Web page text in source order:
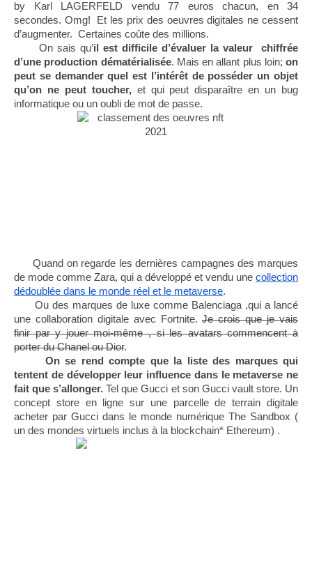
by Karl LAGERFELD vendu 77 euros chacun, en 34
secondes. Omg!  Et les prix des oeuvres digitales ne cessent
d’augmenter.  Certaines coûte des millions.
On sais qu’il est difficile d’évaluer la valeur  chiffrée
d’une production dématérialisée. Mais en allant plus loin; on
peut se demander quel est l’intérêt de posséder un objet
qu’on ne peut toucher, et qui peut disparaître en un bug
informatique ou un oubli de mot de passe.
Quand on regarde les dernières campagnes des marques
de mode comme Zara, qui a développé et vendu une collection
dédoublée dans le monde réel et le metaverse.
Ou des marques de luxe comme Balenciaga ,qui a lancé
une collaboration digitale avec Fortnite. Je crois que je vais
finir par y jouer moi-même , si les avatars commencent à
porter du Chanel ou Dior.
On se rend compte que la liste des marques qui
tentent de développer leur influence dans le metaverse ne
fait que s’allonger. Tel que Gucci et son Gucci vault store. Un
concept store en ligne sur une parcelle de terrain digitale
acheter par Gucci dans le monde numérique The Sandbox (
un des mondes virtuels inclus à la blockchain* Ethereum) .